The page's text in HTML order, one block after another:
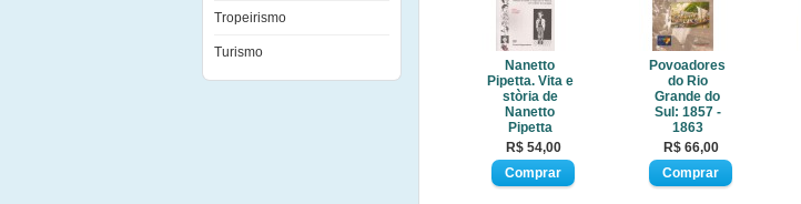
Tropeirismo
Turismo
Nanetto
Pipetta. Vita e
stòria de
Nanetto
Pipetta
R$ 54,00
Povoadores
do Rio
Grande do
Sul: 1857 -
1863
R$ 66,00